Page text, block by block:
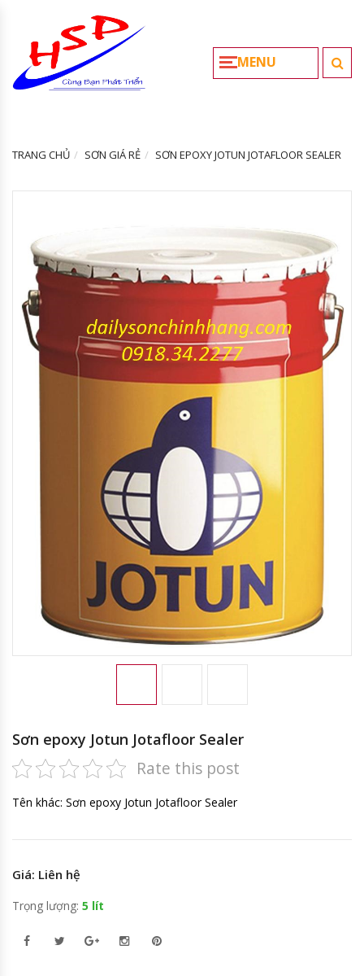
MENU
TRANG CHỦ SƠN GIÁ RẺ SƠN EPOXY JOTUN JOTAFLOOR SEALER
Sơn epoxy Jotun Jotafloor Sealer
Rate this post
Tên khác: Sơn epoxy Jotun Jotafloor Sealer
Giá: Liên hệ
Trọng lượng: 5 lít